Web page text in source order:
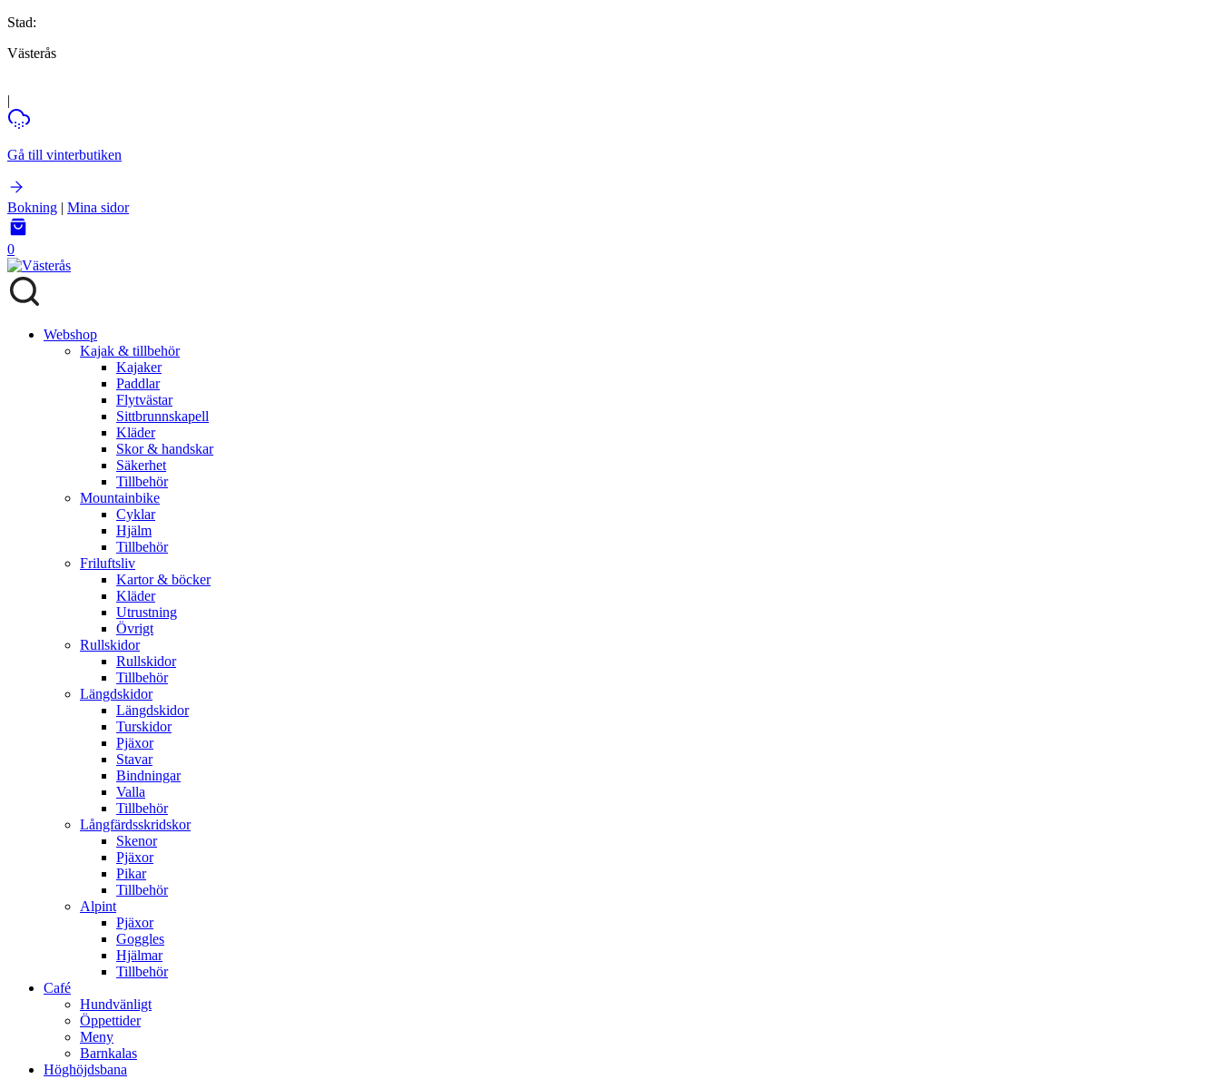
Stad:
Västerås
|
Gå till vinterbutiken
Bokning | Mina sidor
0
Webshop
Kajak & tillbehör
Kajaker
Paddlar
Flytvästar
Sittbrunnskapell
Kläder
Skor & handskar
Säkerhet
Tillbehör
Mountainbike
Cyklar
Hjälm
Tillbehör
Friluftsliv
Kartor & böcker
Kläder
Utrustning
Övrigt
Rullskidor
Rullskidor
Tillbehör
Längdskidor
Längdskidor
Turskidor
Pjäxor
Stavar
Bindningar
Valla
Tillbehör
Långfärdsskridskor
Skenor
Pjäxor
Pikar
Tillbehör
Alpint
Pjäxor
Goggles
Hjälmar
Tillbehör
Café
Hundvänligt
Öppettider
Meny
Barnkalas
Höghöjdsbana